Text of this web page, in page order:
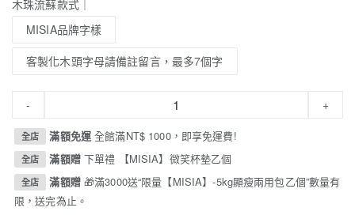
木珠流蘇款式｜
MISIA品牌字樣
客製化木頭字母請備註留言，最多7個字
- +
全店 滿額免運全館滿NT$ 1000，即享免運費!
全店 滿額贈 下單禮 【MISIA】微笑杯墊乙個
全店 滿額贈 🎁滿3000送“限量【MISIA】-5kg顯瘦兩用包乙個”數量有
限，送完為止。